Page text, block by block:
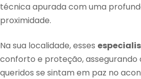
técnica apurada com uma
proximidade.
Na sua localidade, esses
conforto e proteção, assegurando
queridos se sintam em paz no